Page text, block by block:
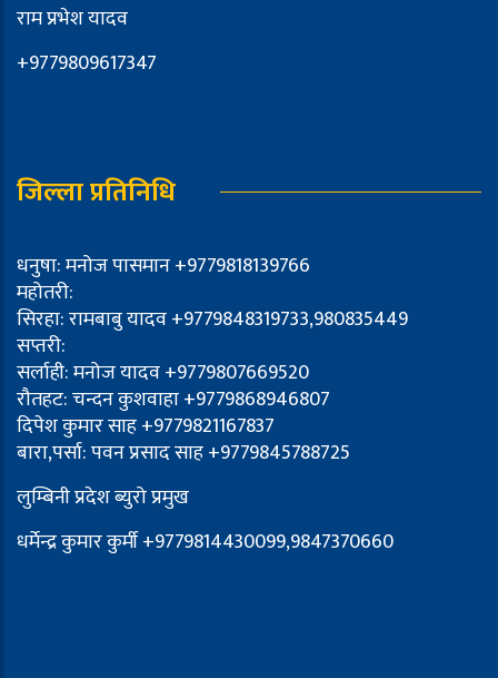
राम प्रभेश यादव
+9779809617347
जिल्ला प्रतिनिधि
धनुषा: मनोज पासमान +9779818139766
महोतरी:
सिरहा: रामबाबु यादव +9779848319733,980835449
सप्तरी:
सर्लाही: मनोज यादव +9779807669520
रौतहट: चन्दन कुशवाहा +9779868946807
दिपेश कुमार साह +9779821167837
बारा,पर्सा: पवन प्रसाद साह +9779845788725
लुम्बिनी प्रदेश ब्युरो प्रमुख
धर्मेन्द्र कुमार कुर्मी +9779814430099,9847370660